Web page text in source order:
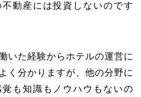
動産には投資しないのです
いた経験からホテルの運営に
く分かりますが、他の分野に
も知識もノウハウもないの